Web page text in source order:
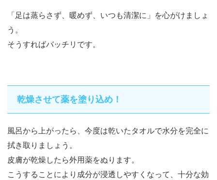
「足は蒸らさず、暖めず、いつも清潔に」を心がけましょ
う。
そうすればバッチリです。
乾燥させて薬を塗り込め！
風呂から上がったら、今度は乾いたタオルで水分を完全に
拭き取りましょう。
皮膚が乾燥したら外用薬をぬります。
こうすることにより成分が浸透しやすくなって、十分な効